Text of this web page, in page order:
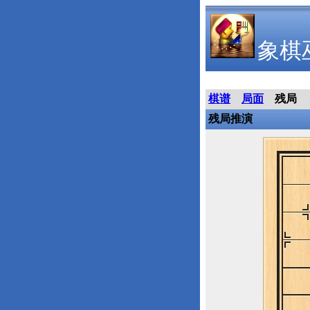
象棋
棋谱 局面
残局
残局推演